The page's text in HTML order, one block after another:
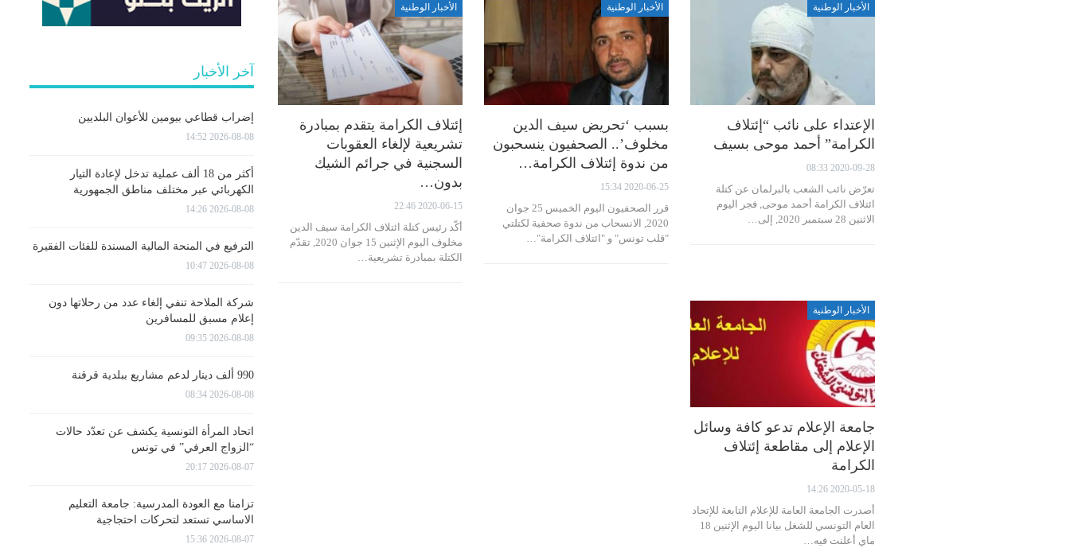
الأخبار الوطنية
الإعتداء على نائب “إئتلاف
الكرامة” أحمد موحى بسيف
2020-09-28 08:33
تعرّض نائب الشعب بالبرلمان عن كتلة
ائتلاف الكرامة أحمد موحى, فجر اليوم
الاثنين 28 سبتمبر 2020, إلى…
الأخبار الوطنية
بسبب ‘تحريض سيف الدين
مخلوف’.. الصحفيون ينسحبون
من ندوة إئتلاف الكرامة…
2020-06-25 15:34
قرر الصحفيون اليوم الخميس 25 جوان
2020, الانسحاب من ندوة صحفية لكتلتي
"قلب تونس" و "ائتلاف الكرامة"…
الأخبار الوطنية
إئتلاف الكرامة يتقدم بمبادرة
تشريعية لإلغاء العقوبات
السجنية في جرائم الشيك
بدون…
2020-06-15 22:46
أكّد رئيس كتلة ائتلاف الكرامة سيف الدين
مخلوف اليوم الإثنين 15 جوان 2020, تقدّم
الكتلة بمبادرة تشريعية…
الأخبار الوطنية
جامعة الإعلام تدعو كافة وسائل
الإعلام إلى مقاطعة إئتلاف
الكرامة
2020-05-18 14:26
أصدرت الجامعة العامة للإعلام التابعة للإتحاد
العام التونسي للشغل بيانا اليوم الإثنين 18
ماي أعلنت فيه…
آخر الأخبار
إضراب قطاعي بيومين للأعوان البلديين
2026-08-08 14:52
أكثر من 18 ألف عملية تدخل لإعادة التيار
الكهربائي عبر مختلف مناطق الجمهورية
2026-08-08 14:26
الترفيع في المنحة المالية المسندة للفئات الفقيرة
2026-08-08 10:47
شركة الملاحة تنفي إلغاء عدد من رحلاتها دون
إعلام مسبق للمسافرين
2026-08-08 09:35
990 ألف دينار لدعم مشاريع ببلدية قرقنة
2026-08-08 08:34
اتحاد المرأة التونسية يكشف عن تعدّد حالات
“الزواج العرفي” في تونس
2026-08-07 20:17
تزامنا مع العودة المدرسية: جامعة التعليم
الاساسي تستعد لتحركات احتجاجية
2026-08-07 15:36